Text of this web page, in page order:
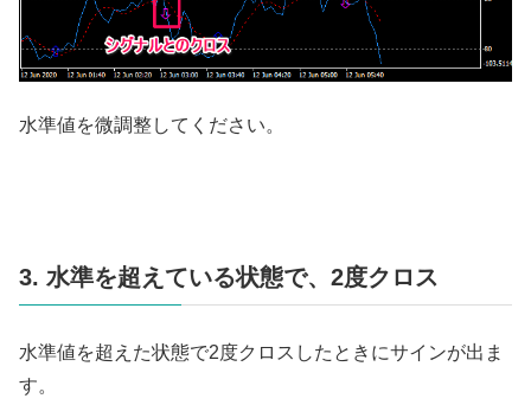
水準値を微調整してください。
3. 水準を超えている状態で、2度クロス
水準値を超えた状態で2度クロスしたときにサインが出ま
す。